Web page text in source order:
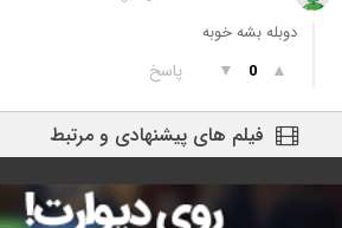
دوبله بشه خوبه
▲
0
▼ پاسخ
فیلم های پیشنهادی و مرتبط